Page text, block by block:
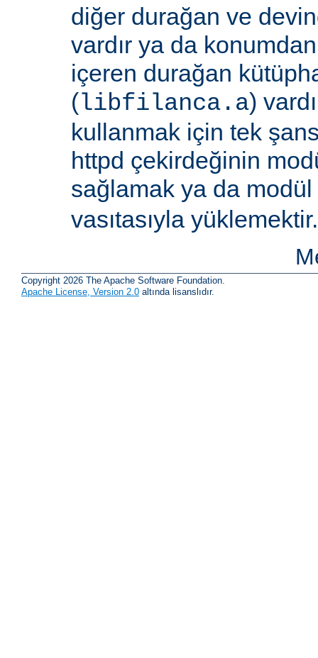
diğer durağan ve
vardır ya da
içeren durağan
(libfilanca.a)
kullanmak için tek
httpd çekirdeğinin
sağlamak ya da
vasıtasıyla yüklemektir.
Copyright 2026 The Apache Software Foundation.
Apache License, Version 2.0 altında lisanslıdır.